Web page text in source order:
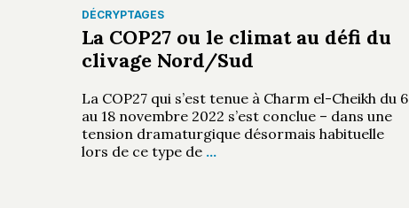
DÉCRYPTAGES
La COP27 ou le climat au défi du
clivage Nord/Sud
La COP27 qui s’est tenue à Charm el-Cheikh du 6
au 18 novembre 2022 s’est conclue – dans une
tension dramaturgique désormais habituelle
lors de ce type de …